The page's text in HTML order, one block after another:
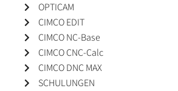
OPTICAM
CIMCO EDIT
CIMCO NC-Base
CIMCO CNC-Calc
CIMCO DNC MAX
SCHULUNGEN